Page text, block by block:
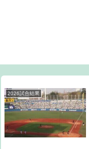
2026試合結果